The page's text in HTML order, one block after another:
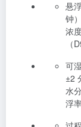
悬
钟
浓
（
可
±2
水
浮